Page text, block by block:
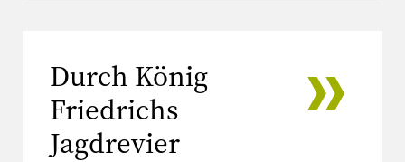
Durch König
Friedrichs
Jagdrevier